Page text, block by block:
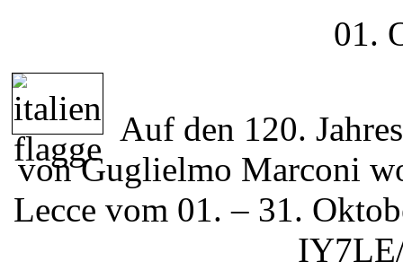
01.
Auf den 120.
von Guglielmo Marconi
Lecce vom 01. – 31.